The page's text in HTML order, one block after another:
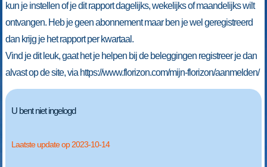
kun je instellen of je dit rapport dagelijks, wekelijks of maandelijks wilt
ontvangen. Heb je geen abonnement maar ben je wel geregistreerd
dan krijg je het rapport per kwartaal.
Vind je dit leuk, gaat het je helpen bij de beleggingen registreer je dan
alvast op de site, via https://www.florizon.com/mijn-florizon/aanmelden/
U bent niet ingelogd
Laatste update op 2023-10-14